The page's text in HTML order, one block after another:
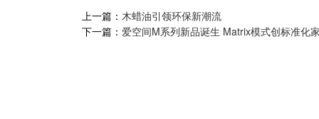
上一篇： 木蜡油引领环保新潮流
下一篇： 爱空间M系列新品诞生 Matrix模式创标准化